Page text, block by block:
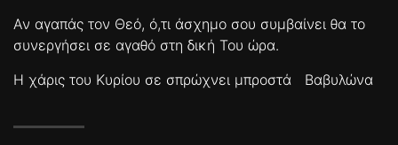
Αν αγαπάς τον Θεό, ό,τι άσχημο σου συμβαίνει θα το
συνεργήσει σε αγαθό στη δική Του ώρα.
Η χάρις του Κυρίου σε σπρώχνει μπροστά
Βαβυλώνα